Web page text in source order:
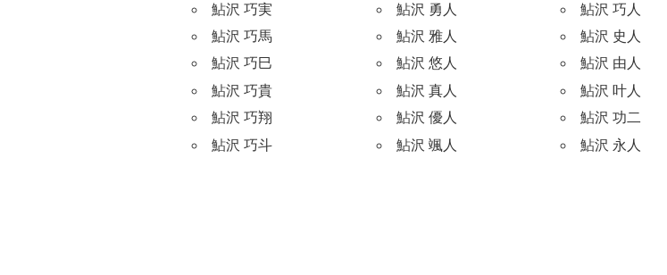
鮎沢 巧実
鮎沢 巧馬
鮎沢 巧巳
鮎沢 巧貴
鮎沢 巧翔
鮎沢 巧斗
鮎沢 勇人
鮎沢 雅人
鮎沢 悠人
鮎沢 真人
鮎沢 優人
鮎沢 颯人
鮎沢 巧人
鮎沢 史人
鮎沢 由人
鮎沢 叶人
鮎沢 功二
鮎沢 永人